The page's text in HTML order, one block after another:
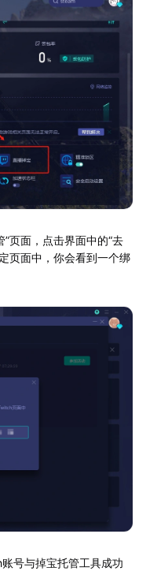
”页面，点击界面中的“去
页面中，你会看到一个绑
号与掉宝托管工具成功